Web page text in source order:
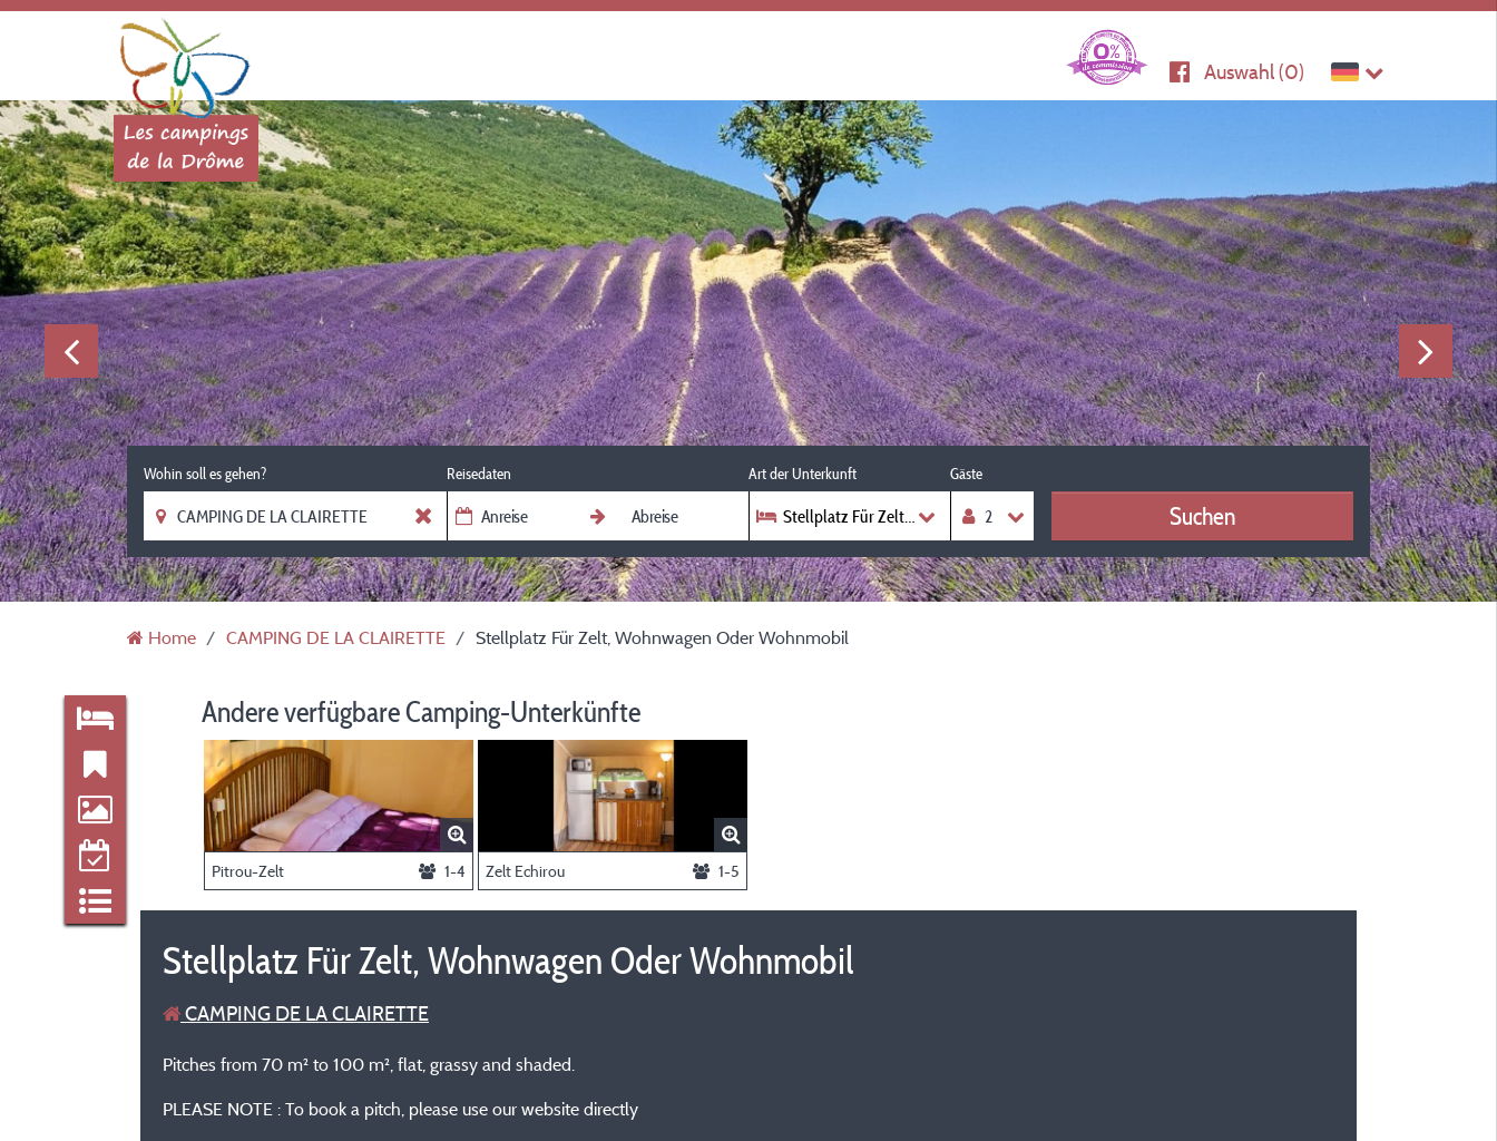
Auswahl (0)
Wohin soll es gehen? Reisedaten Art der Unterkunft
Stellplatz Für Zelt, Wohnwagen Oder Wohnmobil
Gäste
Suchen
Home CAMPING DE LA CLAIRETTE Stellplatz Für Zelt, Wohnwagen Oder Wohnmobil
Andere verfügbare Camping-Unterkünfte
Pitrou-Zelt 1-4 Zelt Echirou 1-5
Stellplatz Für Zelt, Wohnwagen Oder Wohnmobil
CAMPING DE LA CLAIRETTE
Pitches from 70 m² to 100 m², flat, grassy and shaded.
PLEASE NOTE : To book a pitch, please use our website directly